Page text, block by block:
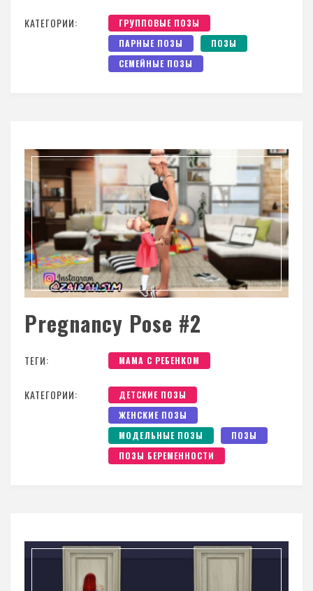
КАТЕГОРИИ:
ГРУППОВЫЕ ПОЗЫ
ПАРНЫЕ ПОЗЫ
ПОЗЫ
СЕМЕЙНЫЕ ПОЗЫ
Pregnancy Pose #2
ТЕГИ: МАМА С РЕБЕНКОМ
КАТЕГОРИИ:
ДЕТСКИЕ ПОЗЫ
ЖЕНСКИЕ ПОЗЫ
МОДЕЛЬНЫЕ ПОЗЫ
ПОЗЫ
ПОЗЫ БЕРЕМЕННОСТИ